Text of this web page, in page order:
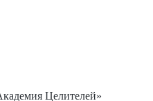
Целителей»